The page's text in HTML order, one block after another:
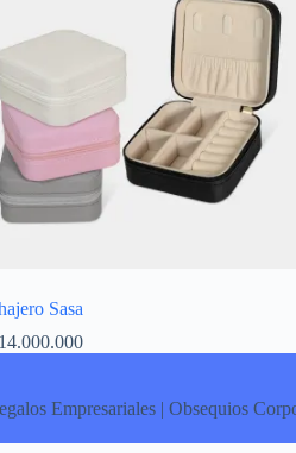
Sasa
Empresariales | Obsequios